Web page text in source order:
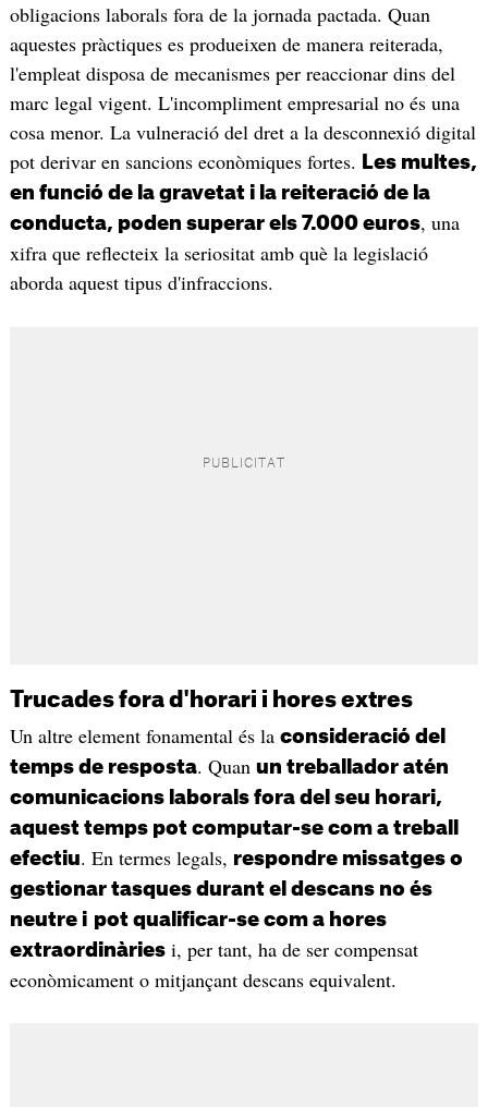
obligacions laborals fora de la jornada pactada. Quan
aquestes pràctiques es produeixen de manera reiterada,
l'empleat disposa de mecanismes per reaccionar dins del
marc legal vigent. L'incompliment empresarial no és una
cosa menor. La vulneració del dret a la desconnexió digital
pot derivar en sancions econòmiques fortes.
Les multes,
en funció de la gravetat i la reiteració de la
conducta, poden superar els 7.000 euros, una
xifra que reflecteix la seriositat amb què la legislació
aborda aquest tipus d'infraccions.
Trucades fora d'horari i hores extres
Un altre element fonamental és la consideració del
temps de resposta. Quan un treballador atén
comunicacions laborals fora del seu horari,
aquest temps pot computar-se com a treball
efectiu. En termes legals, respondre missatges o
gestionar tasques durant el descans no és
neutre i pot qualificar-se com a hores
extraordinàriesi, per tant, ha de ser compensat
econòmicament o mitjançant descans equivalent.